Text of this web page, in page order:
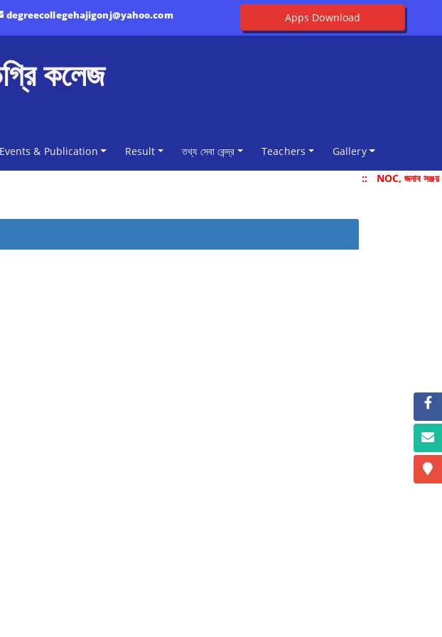
degreecollegehajigonj@yahoo.com Apps Download
কলেজ
Events & Publication Result তথ্য সেবা কেন্দ্র Teachers
Gallery
::
NOC, জনাব সঞ্জয়